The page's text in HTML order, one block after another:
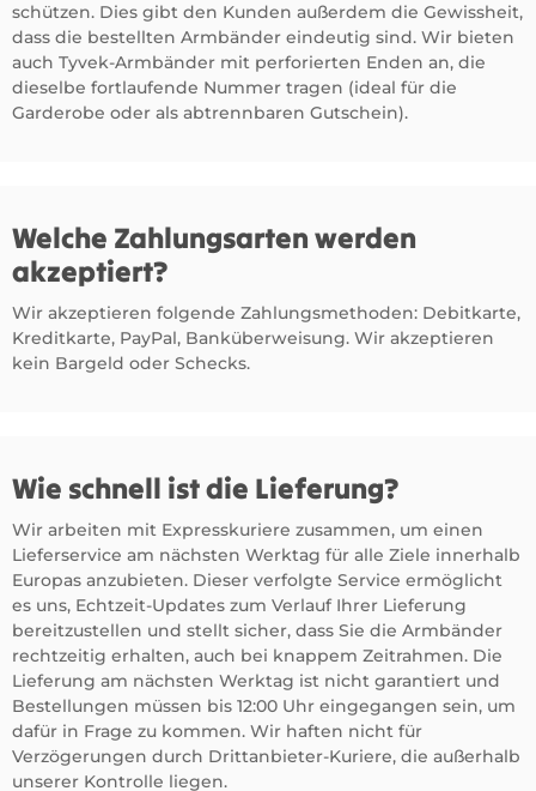
schützen. Dies gibt den Kunden außerdem die Gewissheit,
dass die bestellten Armbänder eindeutig sind. Wir bieten
auch Tyvek-Armbänder mit perforierten Enden an, die
dieselbe fortlaufende Nummer tragen (ideal für die
Garderobe oder als abtrennbaren Gutschein).
Welche Zahlungsarten werden
akzeptiert?
Wir akzeptieren folgende Zahlungsmethoden: Debitkarte,
Kreditkarte, PayPal, Banküberweisung. Wir akzeptieren
kein Bargeld oder Schecks.
Wie schnell ist die Lieferung?
Wir arbeiten mit Expresskuriere zusammen, um einen
Lieferservice am nächsten Werktag für alle Ziele innerhalb
Europas anzubieten. Dieser verfolgte Service ermöglicht
es uns, Echtzeit-Updates zum Verlauf Ihrer Lieferung
bereitzustellen und stellt sicher, dass Sie die Armbänder
rechtzeitig erhalten, auch bei knappem Zeitrahmen. Die
Lieferung am nächsten Werktag ist nicht garantiert und
Bestellungen müssen bis 12:00 Uhr eingegangen sein, um
dafür in Frage zu kommen. Wir haften nicht für
Verzögerungen durch Drittanbieter-Kuriere, die außerhalb
unserer Kontrolle liegen.